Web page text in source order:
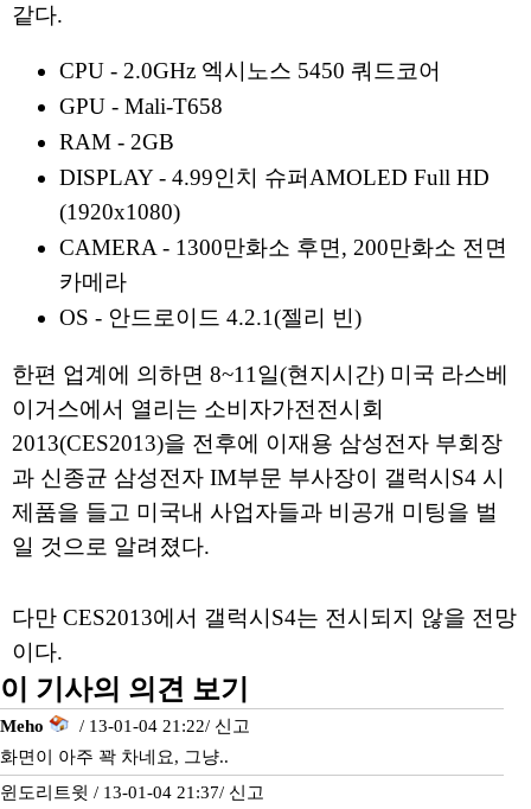
같다.
CPU - 2.0GHz 엑시노스 5450 쿼드코어
GPU - Mali-T658
RAM - 2GB
DISPLAY - 4.99인치 슈퍼AMOLED Full HD
(1920x1080)
CAMERA - 1300만화소 후면, 200만화소 전면
카메라
OS - 안드로이드 4.2.1(젤리 빈)
한편 업계에 의하면 8~11일(현지시간) 미국 라스베
이거스에서 열리는 소비자가전전시회
2013(CES2013)을 전후에 이재용 삼성전자 부회장
과 신종균 삼성전자 IM부문 부사장이 갤럭시S4 시
제품을 들고 미국내 사업자들과 비공개 미팅을 벌
일 것으로 알려졌다.
다만 CES2013에서 갤럭시S4는 전시되지 않을 전망
이다.
이 기사의 의견 보기
Meho / 13-01-04 21:22/ 신고
화면이 아주 꽉 차네요, 그냥..
윈도리트윗 / 13-01-04 21:37/ 신고